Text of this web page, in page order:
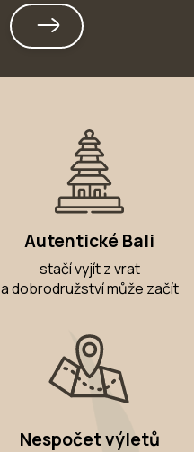
Autentické Bali
stačí vyjít z vrat
a dobrodružství může začít
Nespočet výletů